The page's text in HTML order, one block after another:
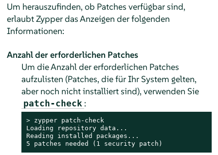
Um herauszufinden, ob Patches verfügbar sind,
erlaubt Zypper das Anzeigen der folgenden
Informationen:
Anzahl der erforderlichen Patches
Um die Anzahl der erforderlichen Patches
aufzulisten (Patches, die für Ihr System gelten,
aber noch nicht installiert sind), verwenden Sie
patch-check :
> zypper patch-check
Loading repository data...
Reading installed packages...
5 patches needed (1 security patch)